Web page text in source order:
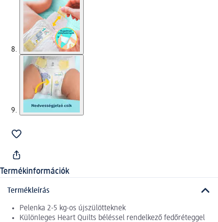
Termékinformációk
Termékleírás
Pelenka 2-5 kg-os újszülötteknek
Különleges Heart Quilts béléssel rendelkező fedőréteggel